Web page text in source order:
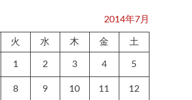
2014年7月
火 水 木 金 土
1 2 3 4 5
8 9 10 11 12